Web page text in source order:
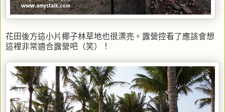
花田後方這小片椰子林草地也很漂亮。露營控看了應該會想
這裡非常適合露營吧（笑）！